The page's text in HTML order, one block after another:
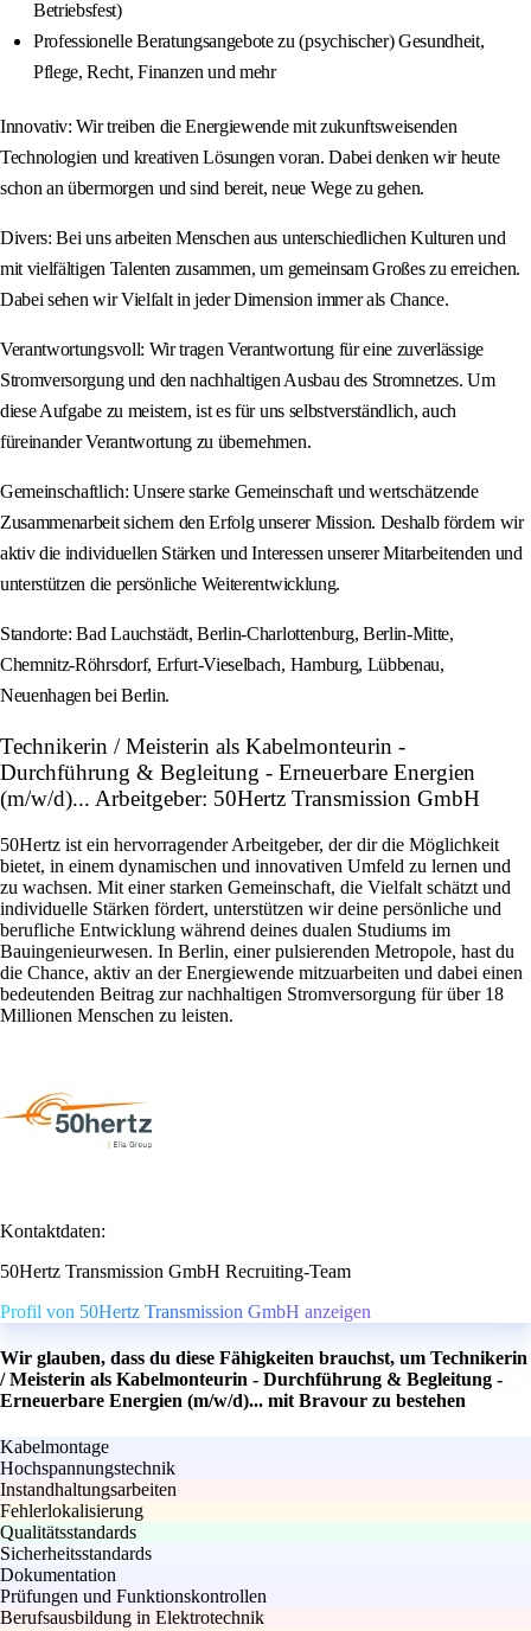
Betriebsfest)
Professionelle Beratungsangebote zu (psychischer) Gesundheit,
Pflege, Recht, Finanzen und mehr
Innovativ: Wir treiben die Energiewende mit zukunftsweisenden
Technologien und kreativen Lösungen voran. Dabei denken wir heute
schon an übermorgen und sind bereit, neue Wege zu gehen.
Divers: Bei uns arbeiten Menschen aus unterschiedlichen Kulturen und
mit vielfältigen Talenten zusammen, um gemeinsam Großes zu erreichen.
Dabei sehen wir Vielfalt in jeder Dimension immer als Chance.
Verantwortungsvoll: Wir tragen Verantwortung für eine zuverlässige
Stromversorgung und den nachhaltigen Ausbau des Stromnetzes. Um
diese Aufgabe zu meistern, ist es für uns selbstverständlich, auch
füreinander Verantwortung zu übernehmen.
Gemeinschaftlich: Unsere starke Gemeinschaft und wertschätzende
Zusammenarbeit sichern den Erfolg unserer Mission. Deshalb fördern wir
aktiv die individuellen Stärken und Interessen unserer Mitarbeitenden und
unterstützen die persönliche Weiterentwicklung.
Standorte: Bad Lauchstädt, Berlin-Charlottenburg, Berlin-Mitte,
Chemnitz-Röhrsdorf, Erfurt-Vieselbach, Hamburg, Lübbenau,
Neuenhagen bei Berlin.
Technikerin / Meisterin als Kabelmonteurin -
Durchführung & Begleitung - Erneuerbare Energien
(m/w/d)... Arbeitgeber: 50Hertz Transmission GmbH
50Hertz ist ein hervorragender Arbeitgeber, der dir die Möglichkeit
bietet, in einem dynamischen und innovativen Umfeld zu lernen und
zu wachsen. Mit einer starken Gemeinschaft, die Vielfalt schätzt und
individuelle Stärken fördert, unterstützen wir deine persönliche und
berufliche Entwicklung während deines dualen Studiums im
Bauingenieurwesen. In Berlin, einer pulsierenden Metropole, hast du
die Chance, aktiv an der Energiewende mitzuarbeiten und dabei einen
bedeutenden Beitrag zur nachhaltigen Stromversorgung für über 18
Millionen Menschen zu leisten.
Kontaktdaten:
50Hertz Transmission GmbH Recruiting-Team
Profil von 50Hertz Transmission GmbH anzeigen
Wir glauben, dass du diese Fähigkeiten brauchst, um Technikerin
/ Meisterin als Kabelmonteurin - Durchführung & Begleitung -
Erneuerbare Energien (m/w/d)... mit Bravour zu bestehen
Kabelmontage
Hochspannungstechnik
Instandhaltungsarbeiten
Fehlerlokalisierung
Qualitätsstandards
Sicherheitsstandards
Dokumentation
Prüfungen und Funktionskontrollen
Berufsausbildung in Elektrotechnik